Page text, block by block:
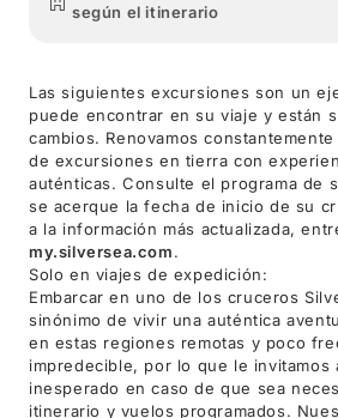
según el itinerario
Las siguientes excursiones son un
puede encontrar en su viaje y están
cambios. Renovamos
de excursiones en tierra con
auténticas. Consulte el programa de
se acerque la fecha de inicio de su
a la información más actualizada,
my.silversea.com.
Solo en viajes de expedición:
Embarcar en uno de los cruceros
sinónimo de vivir una auténtica
en estas regiones remotas y poco
impredecible, por lo que le invitamos
inesperado en caso de que sea
itinerario y vuelos programados.